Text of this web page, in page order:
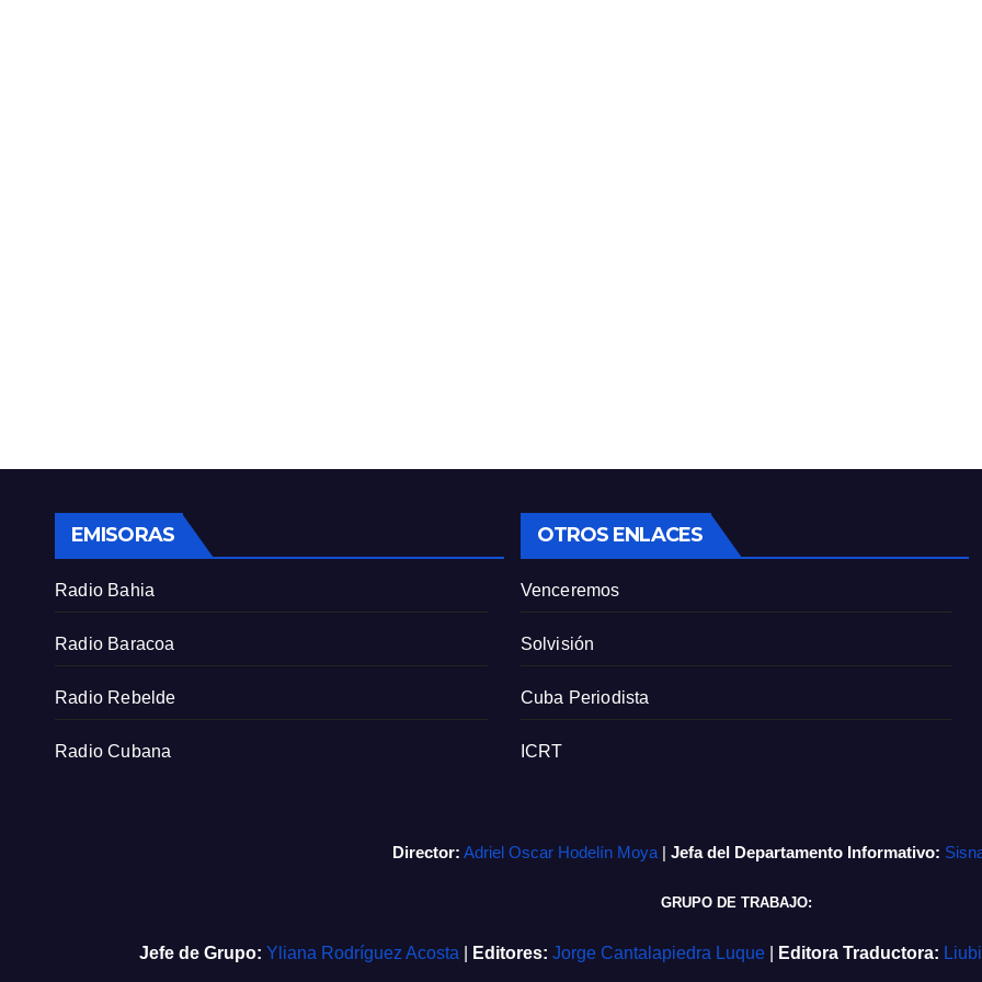
EMISORAS
Radio Bahia
Radio Baracoa
Radio Rebelde
Radio Cubana
OTROS ENLACES
Venceremos
Solvisión
Cuba Periodista
ICRT
Director: Adriel Oscar Hodelín Moya | Jefa del Departamento Informativo:
GRUPO DE TRABAJO:
Jefe de Grupo: Yliana Rodríguez Acosta Editores: Jorge Cantalapiedra Luque Editora Traductora: